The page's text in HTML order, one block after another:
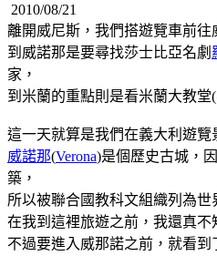
2010/08/21
離開威尼斯，我們搭遊覽車前往
到威諾那是要尋找莎士比亞名劇
家，
到米蘭的重點則是看米蘭大教堂
這一天就算是我們在義大利遊覽
威諾那(Verona)是個歷史古城，
築，
所以被聯合國教科文組織列為世
在我到這裡旅遊之前，我還真不
不過要進入威那諾之前，就看到